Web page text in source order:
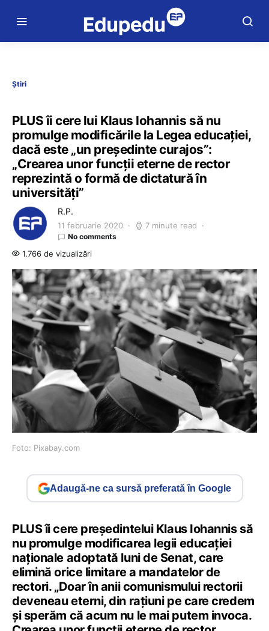
Știri
PLUS îi cere lui Klaus Iohannis să nu
promulge modificările la Legea educației,
dacă este „un președinte curajos”:
„Crearea unor funcţii eterne de rector
reprezintă o formă de dictatură în
universităţi”
R.P.
11 februarie 2020 7 minute read
No comments
1.766 de vizualizări
Foto: Pixabay.com
Adaugă-ne ca sursă preferată în Google
PLUS îi cere preşedintelui Klaus Iohannis să
nu promulge modificarea legii educației
naționale adoptată luni de Senat, care
elimină orice limitare a mandatelor de
rectori. „Doar în anii comunismului rectorii
deveneau eterni, din rațiuni pe care credem
și sperăm că acum nu le mai putem invoca.